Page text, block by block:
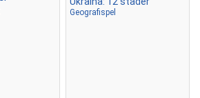
Skriv: Skriv namnet på den
Geografispel